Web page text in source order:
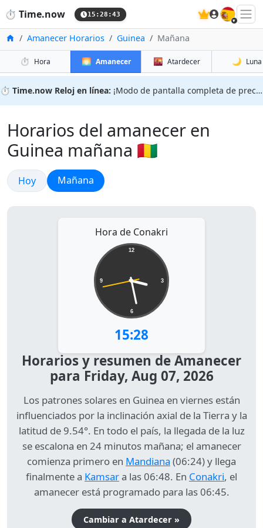
⏱️ Time.now 15:28:44 🇪🇸
InicioAmanecer Horarios Guinea Mañana
⏱️ Hora 🌅 Amanecer 🌇 Atardecer 🌙 Luna
⏱️ Time.now Reloj en línea: ¡Modo de pantalla completa de precisión!
Horarios del amanecer en
Guinea mañana 🇬🇳
Amanecer
Hoy Amanecer
Mañana
Hora de Conakri
12
3
6
9
15:28
Horarios y resumen de Amanecer
para Friday, Aug 07, 2026
Los patrones solares en Guinea en viernes están
influenciados por la inclinación axial de la Tierra y la
latitud de 9.54°. En todo el país, la llegada de la luz
se escalona en 24 minutos mañana; el amanecer
comienza primero en Mandiana (06:24) y llega
finalmente a Kamsara las 06:48. En Conakri, el
amanecer está programado para las 06:45.
Cambiar a Atardecer »